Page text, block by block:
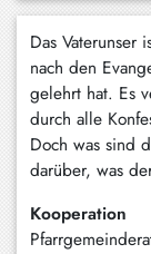
Das Vaterunser
nach den
gelehrt hat. Es
durch alle
Doch was sind
darüber, was
Kooperation
Rottach-
Egern
Schaftlach
/
Schliersee